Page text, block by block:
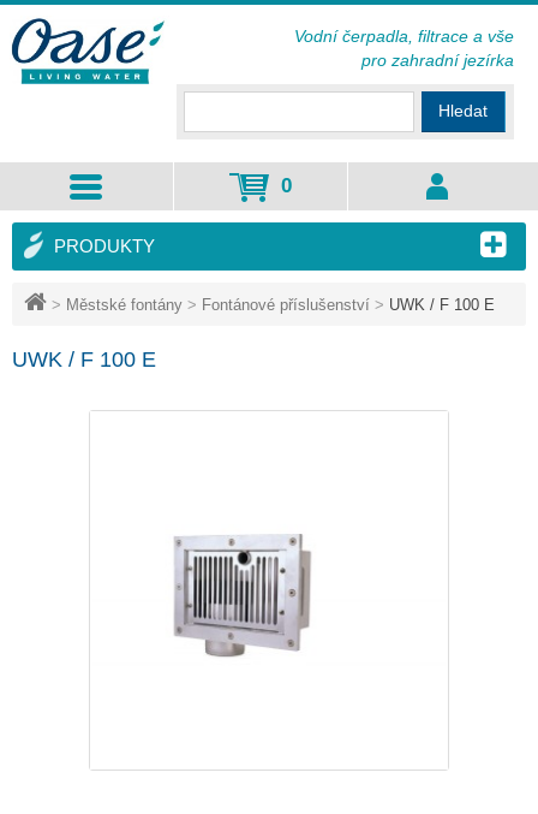
> Městské fontány > Fontánové příslušenství > UWK / F 100 E
UWK / F 100 E
PRODUKTY
Hledat
0
Vodní čerpadla, filtrace a vše
pro zahradní jezírka